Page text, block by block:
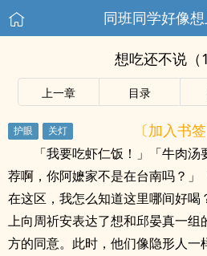
同班同学好像
想吃还不说（
上一章 目录
〔加入书签
「我要吃虾仁饭！」「牛肉
荐啊，你阿嬷家不是在台南吗？」
在这区，我怎么知道这里哪间好喝
上向周祈安表达了想和邱晏真一组
方的同意。此时，他们像隐形人一